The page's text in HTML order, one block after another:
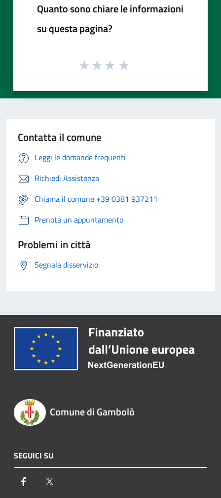
Quanto sono chiare le informazioni
su questa pagina?
Contatta il comune
Leggi le domande frequenti
Richiedi Assistenza
Chiama il comune +39 0381 937211
Prenota un appuntamento
Problemi in città
Segnala disservizio
Comune di Gambolò
SEGUICI SU
Facebook